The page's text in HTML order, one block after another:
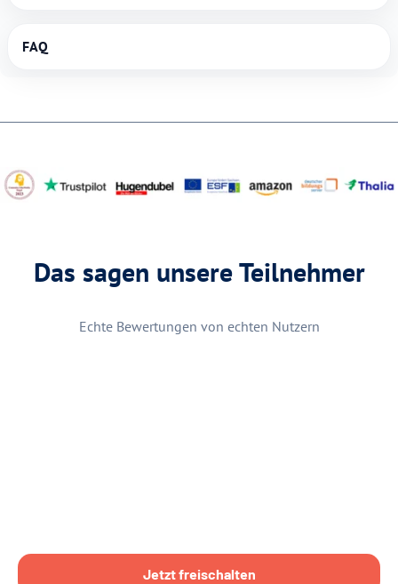
FAQ
Das sagen unsere Teilnehmer
Echte Bewertungen von echten Nutzern
Jetzt freischalten